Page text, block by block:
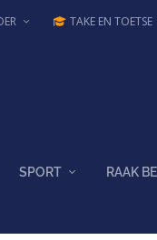
TAKE EN TOETSE
SPORT RAAK